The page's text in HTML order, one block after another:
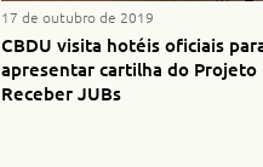
17 de outubro de 2019
CBDU visita hotéis oficiais
apresentar cartilha do Projeto
Receber JUBs